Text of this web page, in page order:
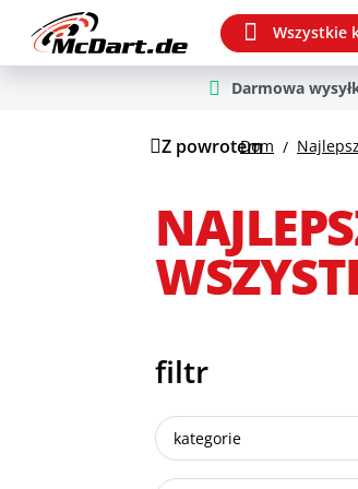
Przejdź do wyszukiwania
Przejdź do głównej nawigacji
Wszystkie
Darmowa
Z powrotem
Dom
filtr
kategorie